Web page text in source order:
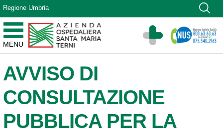
Vai ai contenuti
Vai al menu di navigazione
Vai al footer
Regione Umbria
MENU
Azienda Ospedaliera Santa Maria di Terni
Sito Istituzionale
AVVISO DI
CONSULTAZIONE
PUBBLICA PER LA